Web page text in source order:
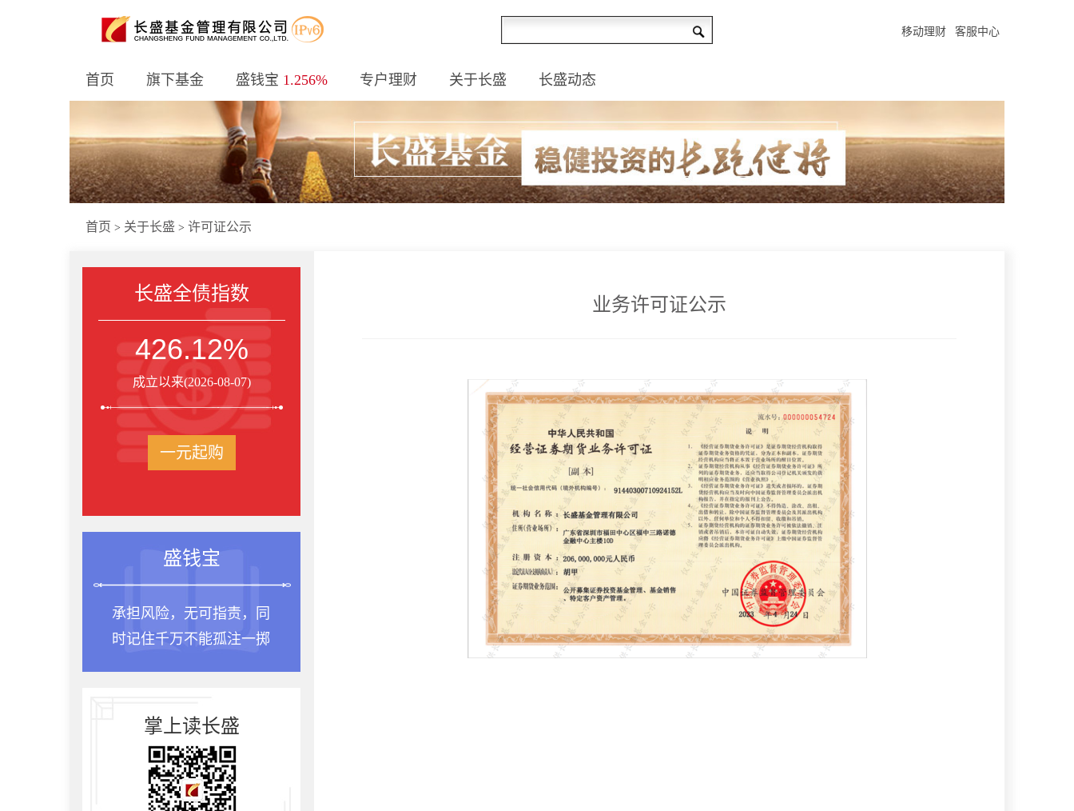
移动理财 客服中心
首页 旗下基金 盛钱宝 1.256% 专户理财 关于长盛 长盛动态
首页 > 关于长盛 > 许可证公示
长盛全债指数
426.12%
成立以来(2026-08-07)
一元起购
盛钱宝
承担风险，无可指责，同
时记住千万不能孤注一掷
掌上读长盛
业务许可证公示